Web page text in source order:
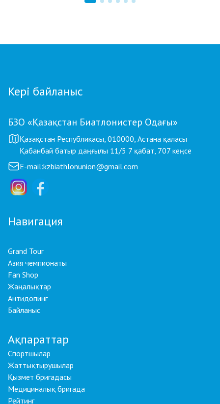
Кері байланыс
БЗО «Қазақстан Биатлонистер Одағы»
Қазақстан Республикасы, 010000, Астана қаласы
Қабанбай батыр даңғылы 11/5 7 қабат, 707 кеңсе
E-mail:kzbiathlonunion@gmail.com
Навигация
Grand Tour
Азия чемпионаты
Fan Shop
Жаңалықтар
Антидопинг
Байланыс
Ақпараттар
Спортшылар
Жаттықтырушылар
Қызмет бригадасы
Медициналық бригада
Рейтинг